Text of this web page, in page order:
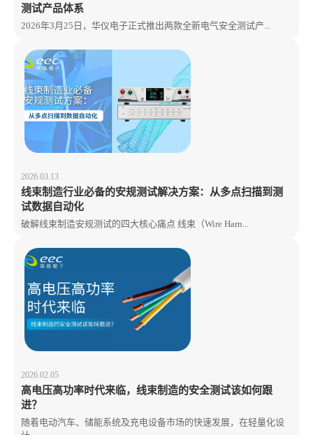
测试产品体系
2026年3月25日，华仪电子正式推出两款全新电气安全测试产...
2026.03.13
线束制造行业必备的安规测试解决方案：从多点扫描到测
试数据自动化
破解线束制造安规测试的四大核心痛点 线束（Wire Harn...
2026.02.05
高电压高功率时代来临，线束制造的安全测试该如何跟
进？
随着电动汽车、储能系统及充电设备市场的快速发展，在轻量化设